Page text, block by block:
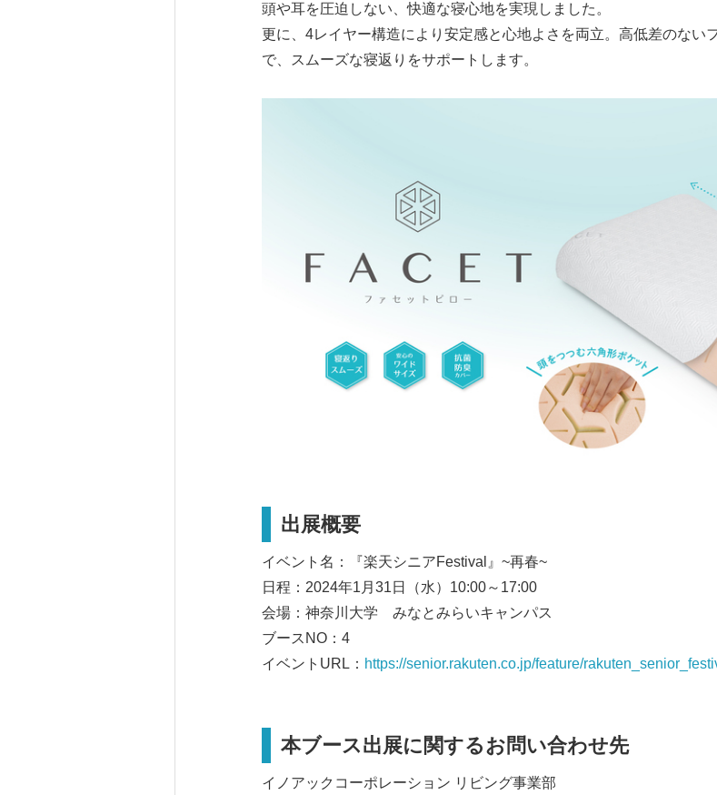
頭や耳を圧迫しない、快適な寝心地を実現しました。
更に、4レイヤー構造により安定感と心地よさを両立。高低差のない
で、スムーズな寝返りをサポートします。
出展概要
イベント名：『楽天シニアFestival』~再春~
日程：2024年1⽉31⽇（⽔）10:00～17:00
会場：神奈川大学 みなとみらいキャンパス
ブースNO：4
イベントURL： https://senior.rakuten.co.jp/feature/
本ブース出展に関するお問い合わせ先
イノアックコーポレーション リビング事業部
English